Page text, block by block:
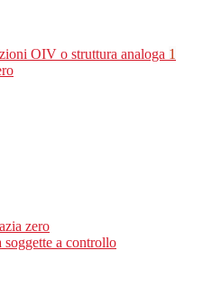
OIV o struttura analoga 1
zero
a controllo